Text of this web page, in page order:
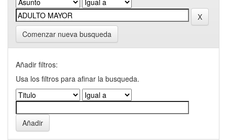
Comenzar nueva busqueda
Añadir filtros:
Usa los filtros para afinar la busqueda.